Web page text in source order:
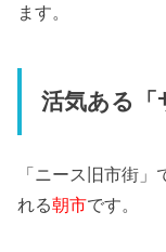
ます。
活気ある「
「ニース旧市街
れる朝市です。